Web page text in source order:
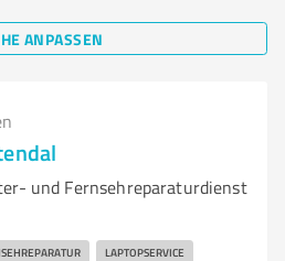
ANPASSEN
und Fernsehreparaturdienst
LAPTOPSERVICE